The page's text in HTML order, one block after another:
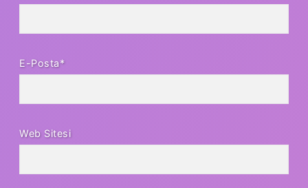
E-Posta*
Web Sitesi